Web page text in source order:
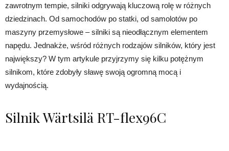
zawrotnym tempie, silniki odgrywają kluczową rolę w różnych
dziedzinach. Od samochodów po statki, od samolotów po
maszyny przemysłowe – silniki są nieodłącznym elementem
napędu. Jednakże, wśród różnych rodzajów silników, który jest
największy? W tym artykule przyjrzymy się kilku potężnym
silnikom, które zdobyły sławę swoją ogromną mocą i
wydajnością.
Silnik Wärtsilä RT-flex96C